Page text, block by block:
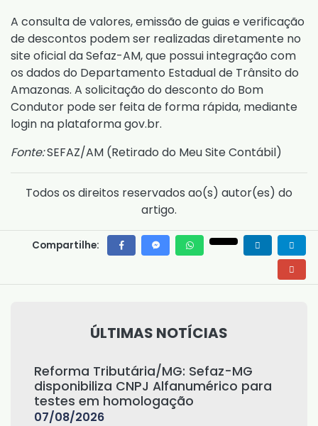
A consulta de valores, emissão de guias e verificação
de descontos podem ser realizadas diretamente no
site oficial da Sefaz-AM, que possui integração com
os dados do Departamento Estadual de Trânsito do
Amazonas. A solicitação do desconto do Bom
Condutor pode ser feita de forma rápida, mediante
login na plataforma gov.br.
Fonte:SEFAZ/AM (Retirado do Meu Site Contábil)
Todos os direitos reservados ao(s) autor(es) do
artigo.
Compartilhe:
ÚLTIMAS NOTÍCIAS
Reforma Tributária/MG: Sefaz-MG
disponibiliza CNPJ Alfanumérico para
testes em homologação
07/08/2026